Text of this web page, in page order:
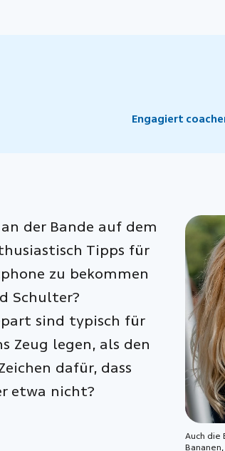
Engagiert
der Bande auf dem
Tipps für
zu bekommen
Schulter?
sind typisch für
Zeug legen, als den
dafür, dass
etwa nicht?
Auch